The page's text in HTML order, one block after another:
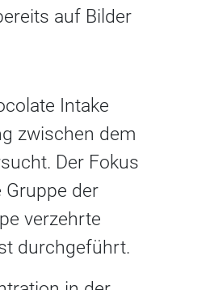
auf Bilder
Intake
zwischen dem
Der Fokus
Gruppe der
verzehrte
durchgeführt.